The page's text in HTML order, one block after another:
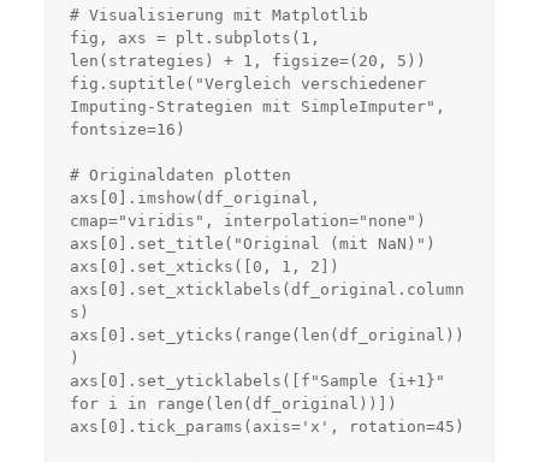
# Visualisierung mit Matplotlib
fig, axs = plt.subplots(1,
len(strategies) + 1, figsize=(20, 5))
fig.suptitle("Vergleich verschiedener
Imputing-Strategien mit SimpleImputer",
fontsize=16)
# Originaldaten plotten
axs[0].imshow(df_original,
cmap="viridis", interpolation="none")
axs[0].set_title("Original (mit NaN)")
axs[0].set_xticks([0, 1, 2])
axs[0].set_xticklabels(df_original.column
s)
axs[0].set_yticks(range(len(df_original))
)
axs[0].set_yticklabels([f"Sample {i+1}"
for i in range(len(df_original))])
axs[0].tick_params(axis='x', rotation=45)